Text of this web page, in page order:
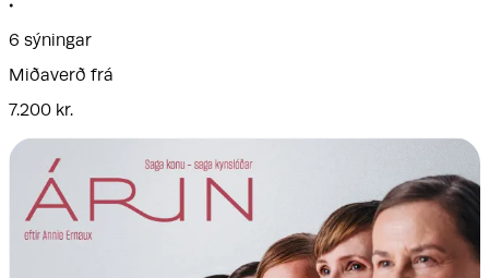
•
6 sýningar
Miðaverð frá
7.200 kr.